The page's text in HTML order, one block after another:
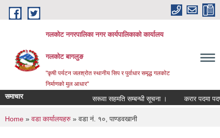
Skip to main content
गलकोट नगरपालिका नगर कार्यपालिकाको कार्यालय
गलकोट बागलुङ
"कृषी पर्यटन जलश्रोत स्थानीय सिप र पुर्वाधार समृद्ध गलकोट
निर्माणको मुल आधार"
समाचार सरूवा सहमति सम्बन्धी सूचना । करार पदमा
You are here
Home » वडा कार्यालयहरु » वडा नं. १०, पाण्डवखानी